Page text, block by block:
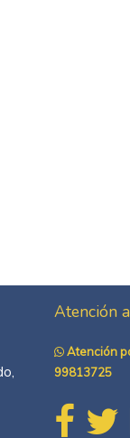
Atención
Atención
99813725